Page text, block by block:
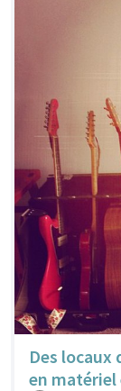
Des
en